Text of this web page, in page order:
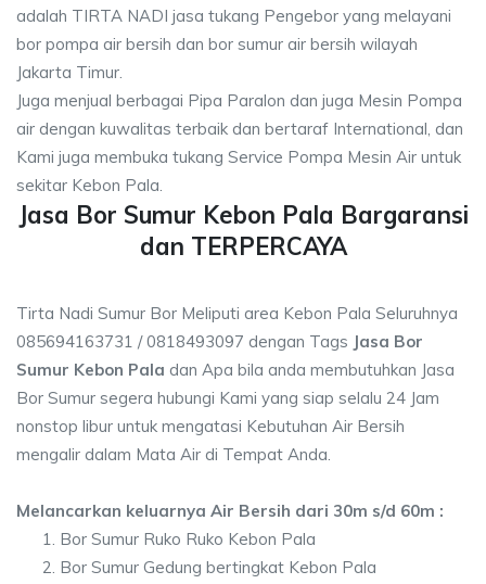
adalah TIRTA NADI jasa tukang Pengebor yang melayani
bor pompa air bersih dan bor sumur air bersih wilayah
Jakarta Timur.
Juga menjual berbagai Pipa Paralon dan juga Mesin Pompa
air dengan kuwalitas terbaik dan bertaraf International, dan
Kami juga membuka tukang Service Pompa Mesin Air untuk
sekitar Kebon Pala.
Jasa Bor Sumur Kebon Pala Bargaransi
dan TERPERCAYA
Tirta Nadi Sumur Bor Meliputi area Kebon Pala Seluruhnya
085694163731 / 0818493097 dengan Tags Jasa Bor
Sumur Kebon Pala dan Apa bila anda membutuhkan Jasa
Bor Sumur segera hubungi Kami yang siap selalu 24 Jam
nonstop libur untuk mengatasi Kebutuhan Air Bersih
mengalir dalam Mata Air di Tempat Anda.
Melancarkan keluarnya Air Bersih dari 30m s/d 60m :
Bor Sumur Ruko Ruko Kebon Pala
Bor Sumur Gedung bertingkat Kebon Pala